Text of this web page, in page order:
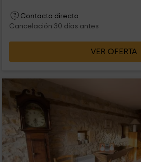
Contacto directo
Cancelación 30 días antes
VER OFERTA